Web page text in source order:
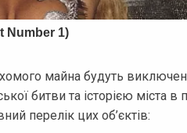
майна будуть
битви та історією міста в
перелік цих об’єктів: